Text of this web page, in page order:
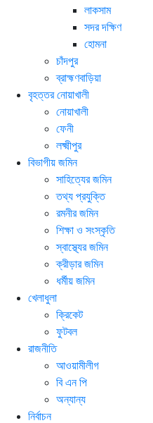
লাকসাম
সদর দক্ষিণ
হোমনা
চাঁদপুর
ব্রাহ্মণবাড়িয়া
বৃহত্তর নোয়াখালী
নোয়াখালী
ফেনী
লক্ষ্মীপুর
বিভাগীয় জমিন
সাহিত্যের জমিন
তথ্য প্রযুক্তি
রমনীর জমিন
শিক্ষা ও সংস্কৃতি
স্বাস্থ্যের জমিন
ক্রীড়ার জমিন
ধর্মীয় জমিন
খেলাধুলা
ক্রিকেট
ফুটবল
রাজনীতি
আওয়ামীলীগ
বি এন পি
অন্যান্য
নির্বাচন